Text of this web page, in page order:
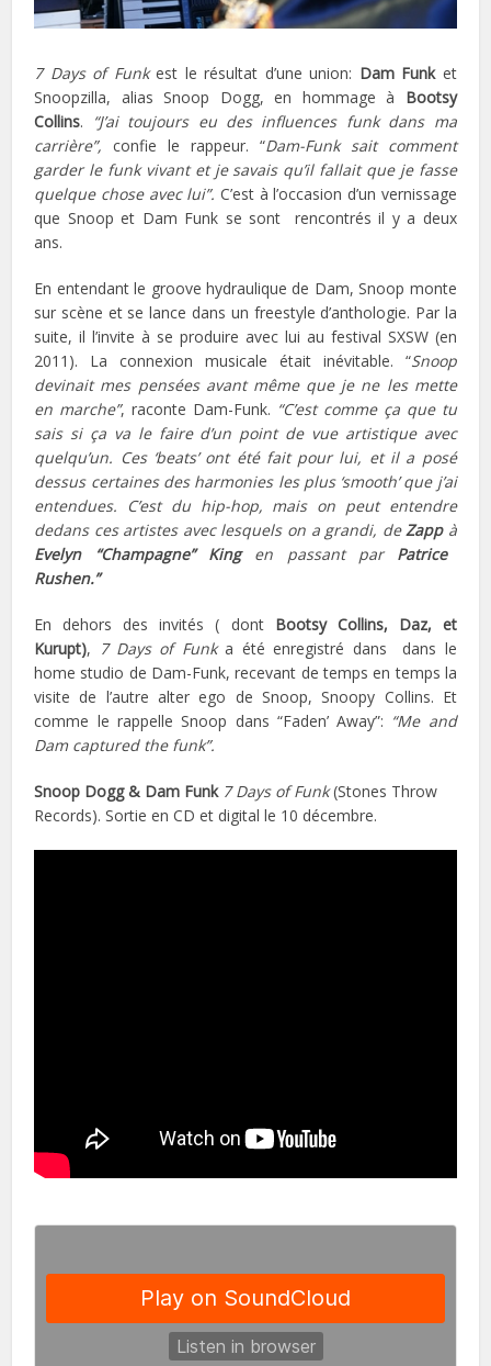
7 Days of Funkest le résultat d’une union: Dam Funket
Snoopzilla, alias Snoop Dogg, en hommage à Bootsy
Collins.
“J’ai toujours eu des influences funk dans ma
carrière”, confie le rappeur. “Dam-Funk sait comment
garder le funk vivant et je savais qu’il fallait que je fasse
quelque chose avec lui”. C’est à l’occasion d’un vernissage
que Snoop et Dam Funk se sont rencontrés il y a deux
ans.
En entendant le groove hydraulique de Dam, Snoop monte
sur scène et se lance dans un freestyle d’anthologie. Par la
suite, il l’invite à se produire avec lui au festival SXSW (en
2011). La connexion musicale était inévitable. “Snoop
devinait mes pensées avant même que je ne les mette
en marche”, raconte Dam-Funk. “C’est comme ça que tu
sais si ça va le faire d’un point de vue artistique avec
quelqu’un. Ces ‘beats’ ont été fait pour lui, et il a posé
dessus certaines des harmonies les plus ‘smooth’ que j’ai
entendues. C’est du hip-hop, mais on peut entendre
dedans ces artistes avec lesquels on a grandi, deZapp à
Evelyn “Champagne” King en passant parPatrice
Rushen.”
En dehors des invités ( dont Bootsy Collins, Daz, et
Kurupt), 7 Days of Funka été enregistré dans dans le
home studio de Dam-Funk, recevant de temps en temps la
visite de l’autre alter ego de Snoop, Snoopy Collins. Et
comme le rappelle Snoop dans “Faden’ Away”: “Me and
Dam captured the funk”.
Snoop Dogg & Dam Funk7 Days of Funk(Stones Throw
Records). Sortie en CD et digital le 10 décembre.